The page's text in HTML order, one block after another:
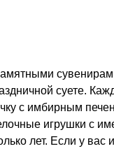
суете.
с имбирным
игрушки с
лет. Если у вас